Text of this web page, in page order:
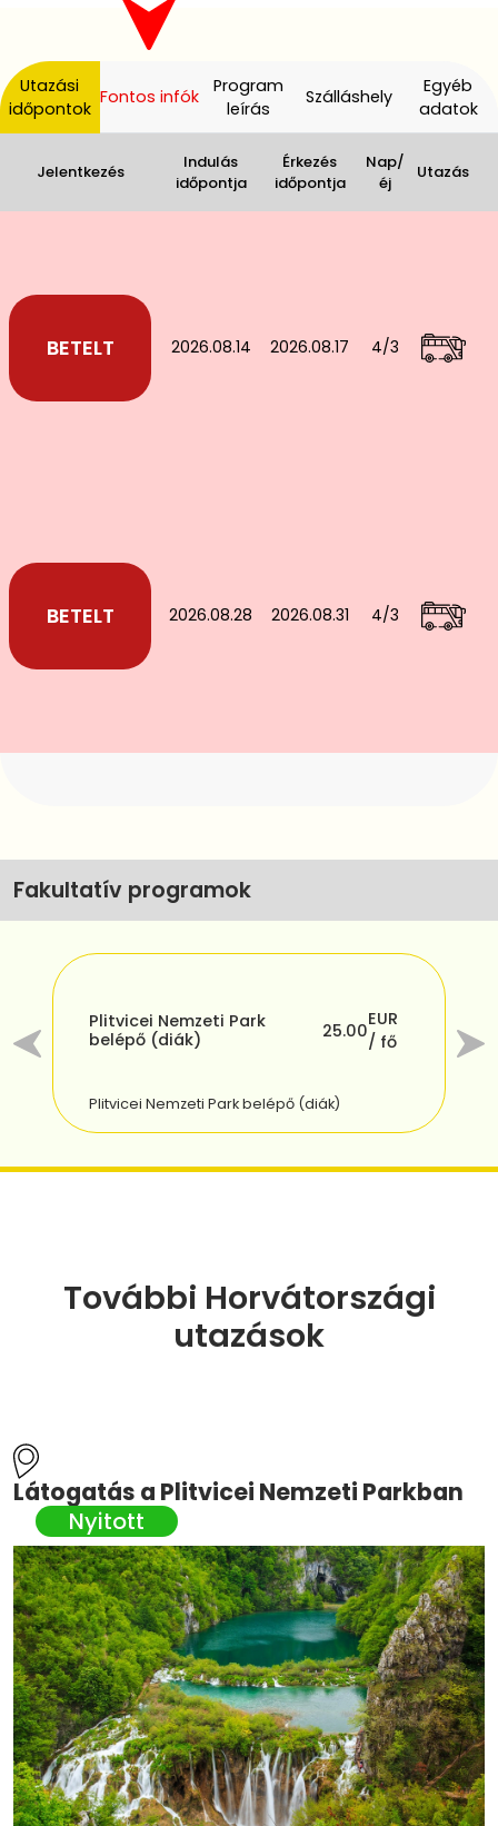
Utazási
időpontok
Fontos infók
Program
leírás
Szálláshely
Egyéb
adatok
Jelentkezés
Indulás
időpontja
Érkezés
időpontja
Nap/
éj
Utazás
2026.08.14 2026.08.17 4/3
2026.08.28 2026.08.31 4/3
Fakultatív programok
Plitvicei Nemzeti Park
belépő (diák)
25.00
EUR
/ fő
További Horvátországi
utazások
Látogatás a Plitvicei Nemzeti Parkban